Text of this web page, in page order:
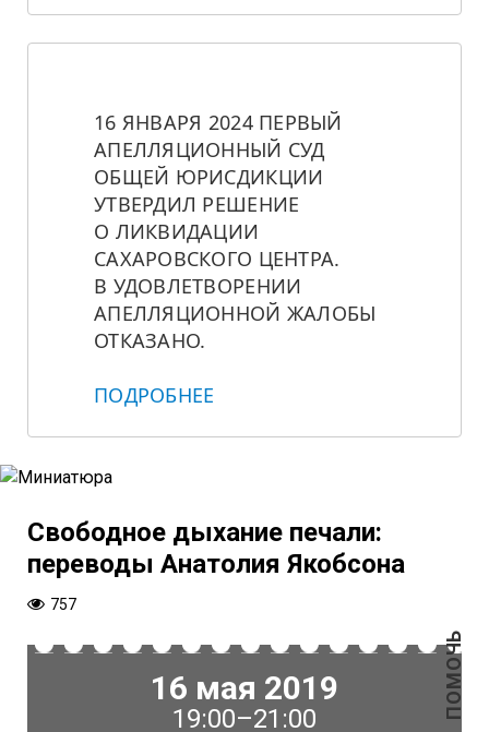
ПОМОЧЬ
16 ЯНВАРЯ 2024 ПЕРВЫЙ
АПЕЛЛЯЦИОННЫЙ СУД
ОБЩЕЙ ЮРИСДИКЦИИ
УТВЕРДИЛ РЕШЕНИЕ
О ЛИКВИДАЦИИ
САХАРОВСКОГО ЦЕНТРА.
В УДОВЛЕТВОРЕНИИ
АПЕЛЛЯЦИОННОЙ ЖАЛОБЫ
ОТКАЗАНО.
ПОДРОБНЕЕ
Свободное дыхание печали:
переводы Анатолия Якобсона
757
16 мая 2019
19:00–21:00